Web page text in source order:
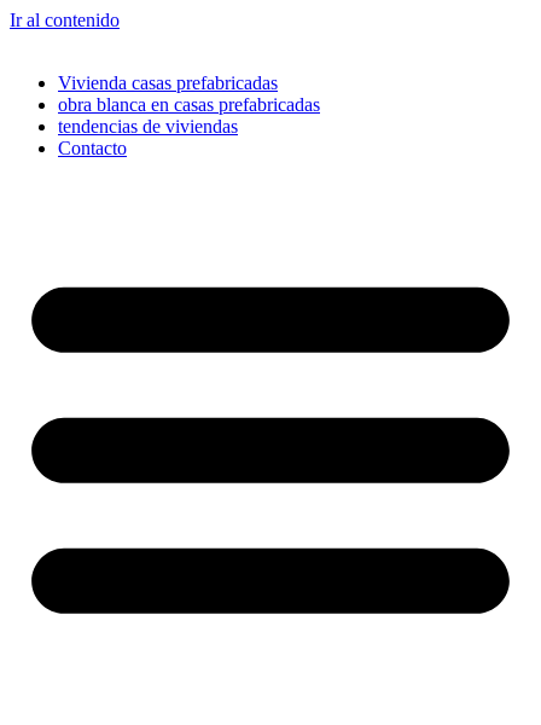
Ir al contenido
Vivienda casas prefabricadas
obra blanca en casas prefabricadas
tendencias de viviendas
Contacto